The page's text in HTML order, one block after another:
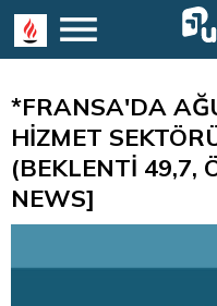
*FRANSA'DA
HİZMET
(BEKLENTİ 49,7,
NEWS]